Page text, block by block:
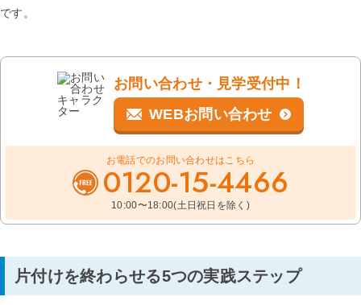
です。
お問い合わせ・見学受付中！
WEBお問い合わせ
お電話でのお問い合わせはこちら
0120-15-4466
10:00〜18:00(土日祝日を除く)
片付けを終わらせる5つの実践ステップ